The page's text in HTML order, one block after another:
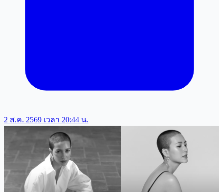
2 ส.ค. 2569 เวลา 20:44 น.